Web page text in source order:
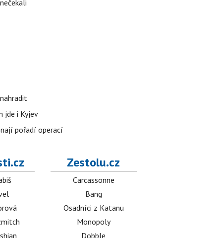
jde i Kyjev
pořadí operací
Zestolu.cz
Carcassonne
Bang
Osadníci z Katanu
Monopoly
Dobble